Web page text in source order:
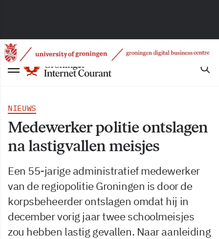
NIEUWS
Medewerker politie ontslagen
na lastigvallen meisjes
Een 55-jarige administratief medewerker
van de regiopolitie Groningen is door de
korpsbeheerder ontslagen omdat hij in
december vorig jaar twee schoolmeisjes
zou hebben lastig gevallen. Naar aanleiding